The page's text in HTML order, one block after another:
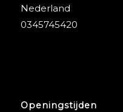
Nederland
0345745420
Openingstijden